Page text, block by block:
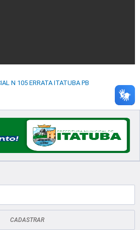
N 105 ERRATA ITATUBA PB
CADASTRAR